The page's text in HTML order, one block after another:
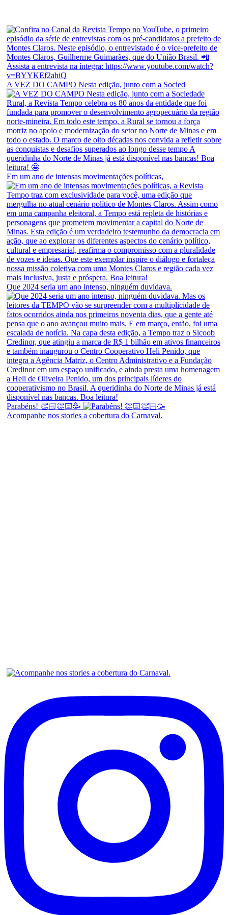
A VEZ DO CAMPO Nesta edição, junto com a Socied
Em um ano de intensas movimentações políticas,
Que 2024 seria um ano intenso, ninguém duvidava.
Parabéns! 👏🏻👏🏻🥳
Acompanhe nos stories a cobertura do Carnaval.